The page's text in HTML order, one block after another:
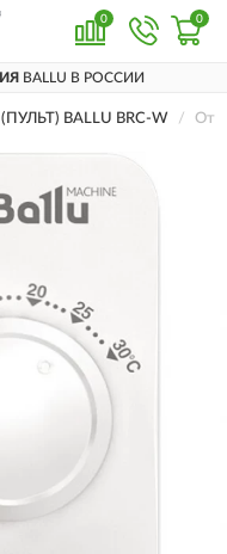
0 0
BALLU В РОССИИ
BALLU BRC-W